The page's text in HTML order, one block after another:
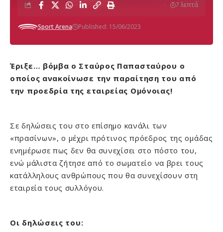
Sport Arena Published: 15/06/2023
7 λεπτά
Έριξε… βόμβα ο Σταύρος Παπασταύρου ο
οποίος ανακοίνωσε την παραίτηση του από
την προεδρία της εταιρείας Ομόνοιας!
Σε δηλώσεις του στο επίσημο κανάλι των
«πρασίνων», ο μέχρι πρότινος πρόεδρος της ομάδας
ενημέρωσε πως δεν θα συνεχίσει στο πόστο του,
ενώ μάλιστα ζήτησε από το σωματείο να βρει τους
κατάλληλους ανθρώπους που θα συνεχίσουν στη
εταιρεία τους συλλόγου.
Οι δηλώσεις του: